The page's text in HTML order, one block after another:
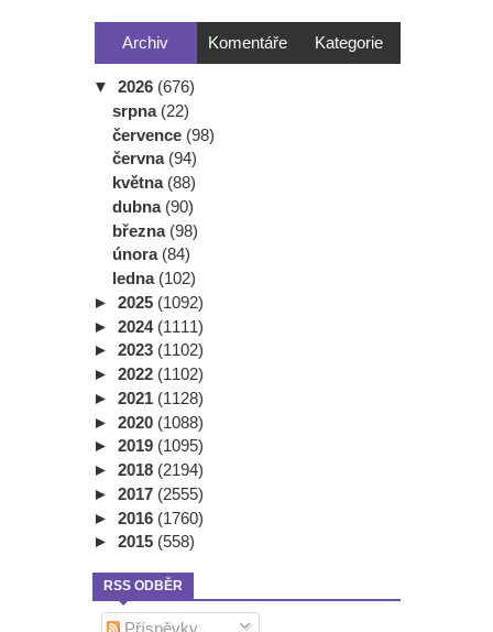
Archiv Komentáře Kategorie
▼ 2026 (676)
srpna (22)
července (98)
června (94)
května (88)
dubna (90)
března (98)
února (84)
ledna (102)
► 2025 (1092)
► 2024 (1111)
► 2023 (1102)
► 2022 (1102)
► 2021 (1128)
► 2020 (1088)
► 2019 (1095)
► 2018 (2194)
► 2017 (2555)
► 2016 (1760)
► 2015 (558)
RSS ODBĚR
Příspěvky